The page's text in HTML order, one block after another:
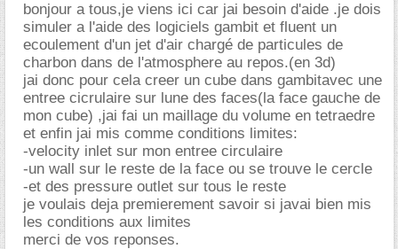
bonjour a tous,je viens ici car jai besoin d'aide .je dois
simuler a l'aide des logiciels gambit et fluent un
ecoulement d'un jet d'air chargé de particules de
charbon dans de l'atmosphere au repos.(en 3d)
jai donc pour cela creer un cube dans gambitavec une
entree cicrulaire sur lune des faces(la face gauche de
mon cube) ,jai fai un maillage du volume en tetraedre
et enfin jai mis comme conditions limites:
-velocity inlet sur mon entree circulaire
-un wall sur le reste de la face ou se trouve le cercle
-et des pressure outlet sur tous le reste
je voulais deja premierement savoir si javai bien mis
les conditions aux limites
merci de vos reponses.